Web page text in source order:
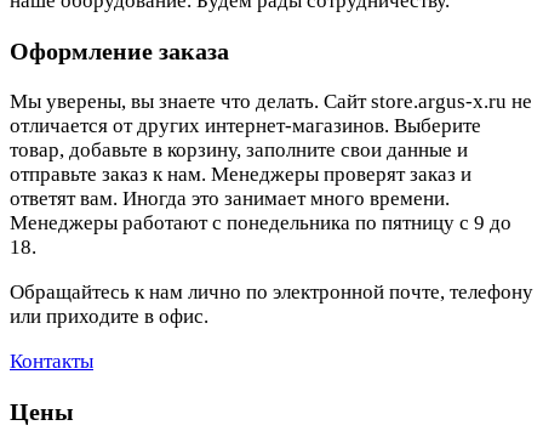
Оформление заказа
Мы уверены, вы знаете что делать. Сайт store.argus-x.ru не
отличается от других интернет-магазинов. Выберите
товар, добавьте в корзину, заполните свои данные и
отправьте заказ к нам. Менеджеры проверят заказ и
ответят вам. Иногда это занимает много времени.
Менеджеры работают с понедельника по пятницу с 9 до
18.
Обращайтесь к нам лично по электронной почте, телефону
или приходите в офис.
Контакты
Цены